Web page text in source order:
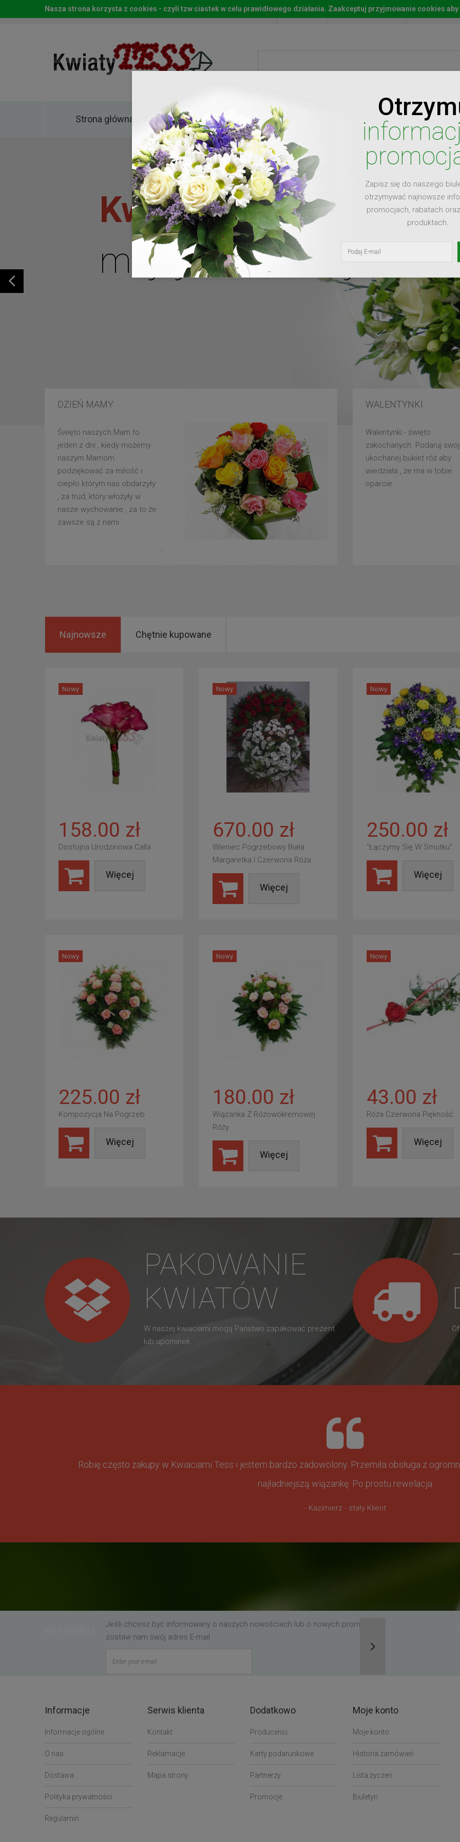
Start Moje konto Lista
Strona główna Kwiaty
Kwiaty dla
mojej ukochanej
DZIEŃ MAMY
Święto naszych Mam to
jeden z dni , kiedy możemy
naszym Mamom
podziękować za miłość i
ciepło którym nas obdarzyły
, za trud, który włożyły w
nasze wychowanie , za to że
zawsze są z nami .
WALENTYNKI
Walentynki - święto
zakochanych. Podaruj
ukochanej bukiet róż aby
wiedziała , że ma w tobie
oparcie .
Zapisz się do naszego
otrzymywać najnowsze
promocjach, rabatach
produktach.
Najnowsze Chętnie kupowane
Nowy
158.00 zł
Dostojna Urodzinowa Calla
Więcej
Nowy
670.00 zł
Wieniec Pogrzebowy Biała
Margaretka I Czerwona Róża
Więcej
Nowy
250.00 zł
"Łączymy Się W Smutku"
Więcej
Nowy
225.00 zł
Kompozycja Na Pogrzeb
Więcej
Nowy
180.00 zł
Wiązanka Z Różowokremowej
Róży
Więcej
Nowy
43.00 zł
Róża Czerwona Piękność
Więcej
PAKOWANIE
KWIATÓW
W naszej kwiaciarni mogą Państwo zapakować prezent
lub upominek.
Robię często zakupy w Kwiaciarni Tess i jestem bardzo zadowolony. Przemiła obsługa z
najładniejszą wiązankę. Po prostu rewelacja
- Kazimierz - stały Klient
Jeśli chcesz być informowany o naszych nowościach lub o nowych promocjach,
zostaw nam swój adres E-mail
Nasza strona korzysta z cookies - czyli tzw ciastek w celu prawidłowego działania. Zaakceptuj przyjmowanie cookies
Informacje
Informacje ogólne
O nas
Dostawa
Polityka prywatności
Regulamin
Serwis klienta
Kontakt
Reklamacje
Mapa strony
Dodatkowo
Producenci
Karty podarunkowe
Partnerzy
Promocje
Moje konto
Moje konto
Historia zamówień
Lista życzeń
Biuletyn